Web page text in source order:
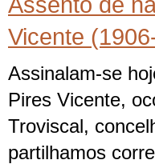
Vicente
Assinalam-se
Pires Vicente,
Troviscal,
partilhamos